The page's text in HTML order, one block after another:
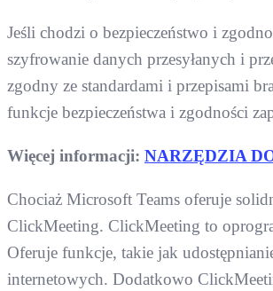
Jeśli chodzi o bezpieczeństwo i
szyfrowanie danych przesyłanych i
zgodny ze standardami i przepisami
funkcje bezpieczeństwa i zgodności
Więcej informacji: NARZĘDZIA
Chociaż Microsoft Teams oferuje
ClickMeeting. ClickMeeting to
Oferuje funkcje, takie jak
internetowych. Dodatkowo